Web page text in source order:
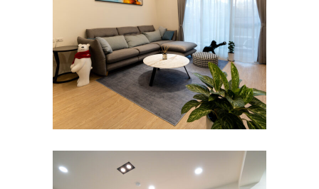
新・住宅裝潢・設計師推薦｜